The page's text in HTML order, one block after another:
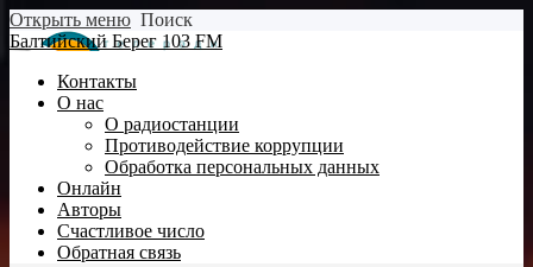
Открыть меню Поиск
Балтийский Берег 103 FM
Контакты
О нас
О радиостанции
Противодействие коррупции
Обработка персональных данных
Онлайн
Авторы
Счастливое число
Обратная связь